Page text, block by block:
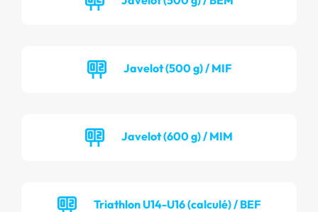
Javelot (500 g) / MIF
Javelot (600 g) / MIM
Triathlon U14-U16 (calculé) / BEF